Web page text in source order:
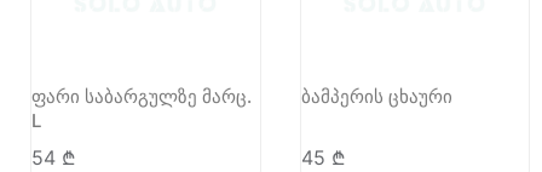
ფარი საბარგულზე მარც.
L
54 ₾
ბამპერის ცხაური
45 ₾